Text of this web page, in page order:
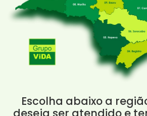
Escolha abaixo a
deseja ser atendido e